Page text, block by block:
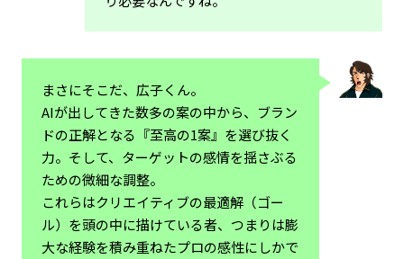
まさにそこだ、広子くん。
AIが出してきた数多の案の中から、ブラン
ドの正解となる『至高の1案』を選び抜く
力。そして、ターゲットの感情を揺さぶる
ための微細な調整。
これらはクリエイティブの最適解（ゴー
ル）を頭の中に描けている者、つまりは膨
大な経験を積み重ねたプロの感性にしかで